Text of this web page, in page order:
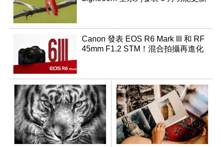
Canon 發表 EOS R6 Mark III 和 RF
45mm F1.2 STM！混合拍攝再進化